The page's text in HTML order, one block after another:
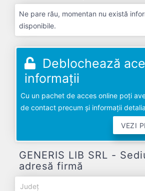
Ne pare rău, momentan nu există
disponibile.
Deblochează
informații
Cu un pachet de acces online poți
de contact precum și informații
VEZI
GENERIS LIB SRL -
adresă firmă
Județ